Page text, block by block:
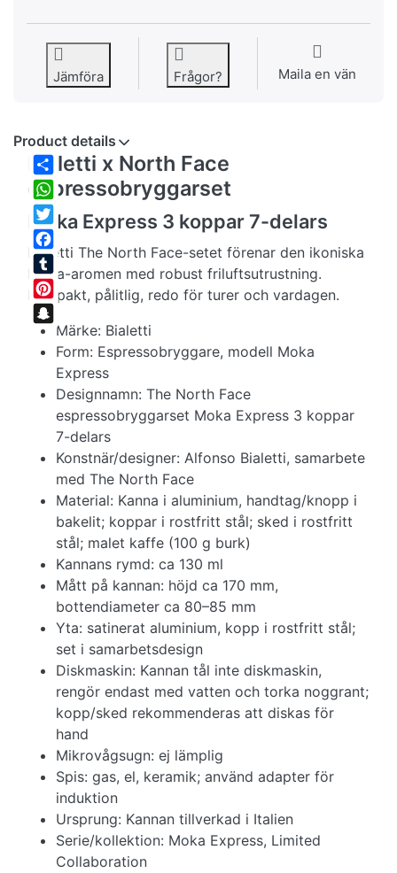
Jämföra Frågor? Maila en vän
Share
WhatsApp
Twitter
Facebook
Tumblr
Pinterest
Snapchat
Product details
Bialetti x North Face
espressobryggarset
Moka Express 3 koppar 7-delars
Bialetti The North Face-setet förenar den ikoniska
Moka-aromen med robust friluftsutrustning.
Kompakt, pålitlig, redo för turer och vardagen.
Märke: Bialetti
Form: Espressobryggare, modell Moka
Express
Designnamn: The North Face
espressobryggarset Moka Express 3 koppar
7-delars
Konstnär/designer: Alfonso Bialetti, samarbete
med The North Face
Material: Kanna i aluminium, handtag/knopp i
bakelit; koppar i rostfritt stål; sked i rostfritt
stål; malet kaffe (100 g burk)
Kannans rymd: ca 130 ml
Mått på kannan: höjd ca 170 mm,
bottendiameter ca 80–85 mm
Yta: satinerat aluminium, kopp i rostfritt stål;
set i samarbetsdesign
Diskmaskin: Kannan tål inte diskmaskin,
rengör endast med vatten och torka noggrant;
kopp/sked rekommenderas att diskas för
hand
Mikrovågsugn: ej lämplig
Spis: gas, el, keramik; använd adapter för
induktion
Ursprung: Kannan tillverkad i Italien
Serie/kollektion: Moka Express, Limited
Collaboration